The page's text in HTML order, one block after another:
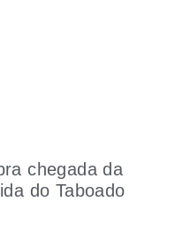
chegada da
do Taboado